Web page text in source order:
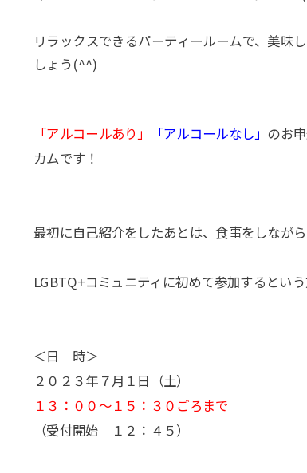
リラックスできるパーティールームで、美味
しょう(^^)
「アルコールあり」 「アルコールなし」 のお
カムです！
最初に自己紹介をしたあとは、食事をしなが
LGBTQ+コミュニティに初めて参加するとい
＜日 時＞
２０２３年７月１日（土）
１３：００～１５：３０ごろまで
（受付開始 １２：４５）